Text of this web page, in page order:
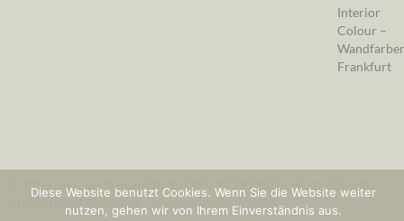
Interior
Colour –
Frankfurt
© Interior Coach Frankfurt · 069/94592900 - Home Design
und Innenarchitektur ·Datenschutzhinweis
Diese Website benutzt Cookies. Wenn Sie die Website weiter
nutzen, gehen wir von Ihrem Einverständnis aus.